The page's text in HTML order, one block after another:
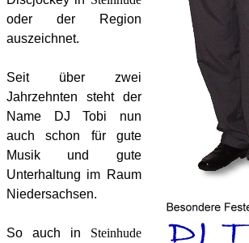
oder der Region
auszeichnet.
Seit über zwei
Jahrzehnten steht der
Name DJ Tobi nun
auch schon für gute
Musik und gute
Unterhaltung im Raum
Niedersachsen.
So auch in
Steinhude